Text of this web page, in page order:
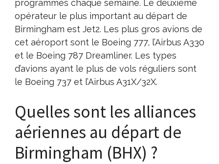
programmés chaque semaine. Le deuxième
opérateur le plus important au départ de
Birmingham est Jet2. Les plus gros avions de
cet aéroport sont le Boeing 777, l’Airbus A330
et le Boeing 787 Dreamliner. Les types
d’avions ayant le plus de vols réguliers sont
le Boeing 737 et l’Airbus A31X/32X.
Quelles sont les alliances
aériennes au départ de
Birmingham (BHX) ?